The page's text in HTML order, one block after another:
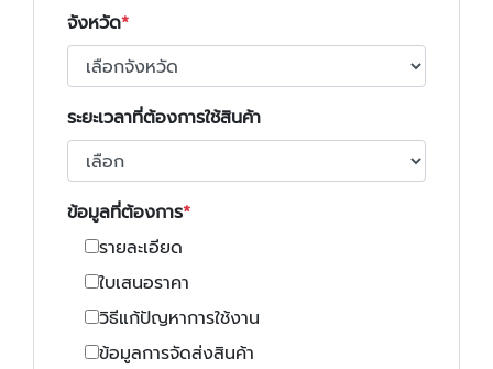
จังหวัด
ระยะเวลาที่ต้องการใช้สินค้า
ข้อมูลที่ต้องการ
รายละเอียด
ใบเสนอราคา
วิธีแก้ปัญหาการใช้งาน
ข้อมูลการจัดส่งสินค้า